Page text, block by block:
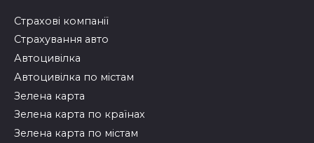
Страхові компанії
Страхування авто
Автоцивілка
Автоцивілка по містам
Зелена карта
Зелена карта по країнах
Зелена карта по містам